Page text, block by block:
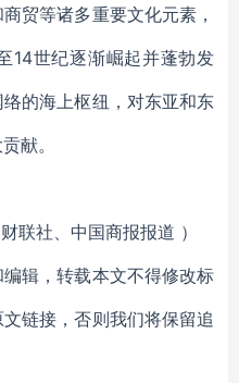
贸等诸多重要文化元素，
14世纪逐渐崛起并蓬勃发
的海上枢纽，对东亚和东
献。
联社、中国商报报道 ）
辑，转载本文不得修改标
链接，否则我们将保留追